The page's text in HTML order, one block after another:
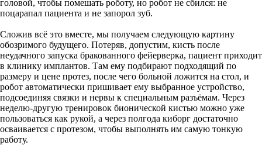
головой, чтобы помешать роботу, но робот не сбился: не
поцарапал пациента и не запорол зуб.
Сложив всё это вместе, мы получаем следующую картину
обозримого будущего. Потеряв, допустим, кисть после
неудачного запуска бракованного фейерверка, пациент приходит
в клинику имплантов. Там ему подбирают подходящий по
размеру и цене протез, после чего больной ложится на стол, и
робот автоматически пришивает ему выбранное устройство,
подсоединяя связки и нервы к специальным разъёмам. Через
неделю-другую тренировок бионической кистью можно уже
пользоваться как рукой, а через полгода киборг достаточно
осваивается с протезом, чтобы выполнять им самую тонкую
работу.